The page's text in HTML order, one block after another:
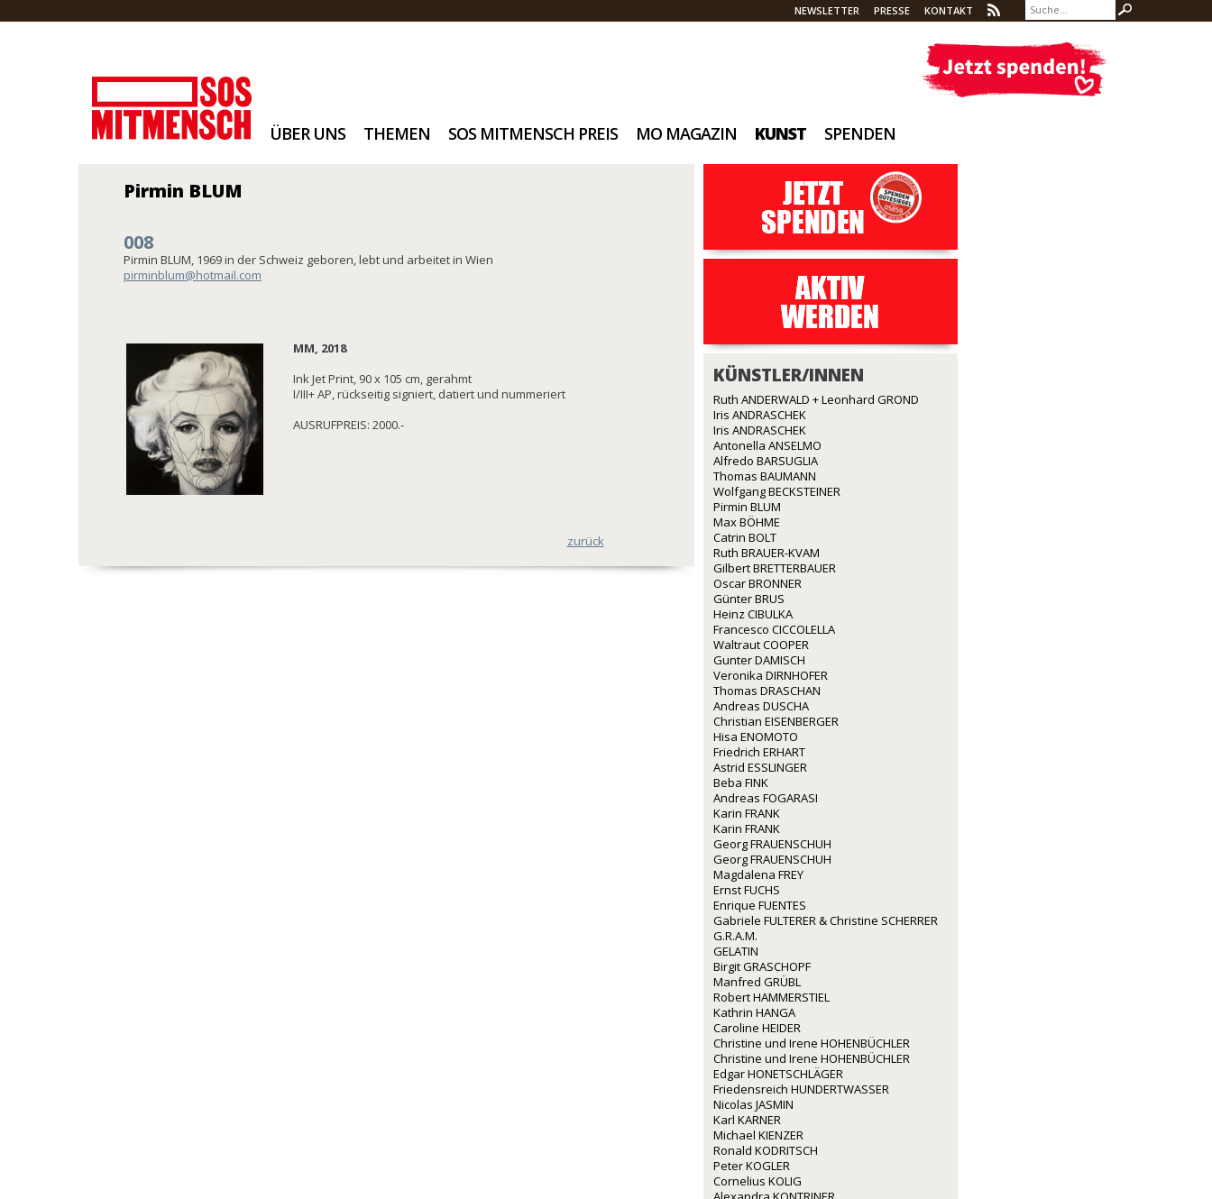
NEWSLETTER PRESSE KONTAKT
ÜBER UNS THEMEN SOS MITMENSCH PREIS MO MAGAZIN KUNST SPENDEN
Pirmin BLUM
008
Pirmin BLUM, 1969 in der Schweiz geboren, lebt und arbeitet in Wien
pirminblum@hotmail.com
MM, 2018
Ink Jet Print, 90 x 105 cm, gerahmt
I/III+ AP, rückseitig signiert, datiert und nummeriert
AUSRUFPREIS: 2000.-
zurück
KÜNSTLER/INNEN
Ruth ANDERWALD + Leonhard GROND
Iris ANDRASCHEK
Iris ANDRASCHEK
Antonella ANSELMO
Alfredo BARSUGLIA
Thomas BAUMANN
Wolfgang BECKSTEINER
Pirmin BLUM
Max BÖHME
Catrin BOLT
Ruth BRAUER-KVAM
Gilbert BRETTERBAUER
Oscar BRONNER
Günter BRUS
Heinz CIBULKA
Francesco CICCOLELLA
Waltraut COOPER
Gunter DAMISCH
Veronika DIRNHOFER
Thomas DRASCHAN
Andreas DUSCHA
Christian EISENBERGER
Hisa ENOMOTO
Friedrich ERHART
Astrid ESSLINGER
Beba FINK
Andreas FOGARASI
Karin FRANK
Karin FRANK
Georg FRAUENSCHUH
Georg FRAUENSCHUH
Magdalena FREY
Ernst FUCHS
Enrique FUENTES
Gabriele FULTERER & Christine SCHERRER
G.R.A.M.
GELATIN
Birgit GRASCHOPF
Manfred GRÜBL
Robert HAMMERSTIEL
Kathrin HANGA
Caroline HEIDER
Christine und Irene HOHENBÜCHLER
Christine und Irene HOHENBÜCHLER
Edgar HONETSCHLÄGER
Friedensreich HUNDERTWASSER
Nicolas JASMIN
Karl KARNER
Michael KIENZER
Ronald KODRITSCH
Peter KOGLER
Cornelius KOLIG